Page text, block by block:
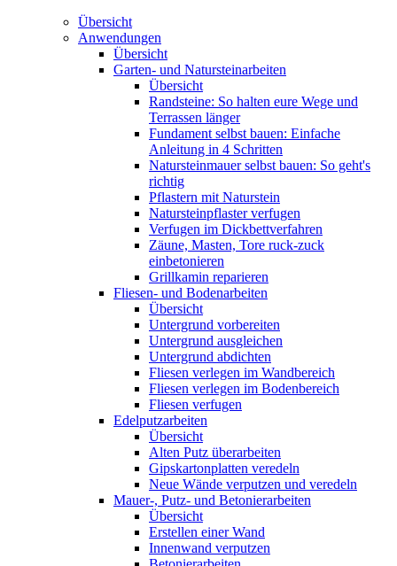
Übersicht
Anwendungen
Übersicht
Garten- und Natursteinarbeiten
Übersicht
Randsteine: So halten eure Wege und
Terrassen länger
Fundament selbst bauen: Einfache
Anleitung in 4 Schritten
Natursteinmauer selbst bauen: So geht's
richtig
Pflastern mit Naturstein
Natursteinpflaster verfugen
Verfugen im Dickbettverfahren
Zäune, Masten, Tore ruck-zuck
einbetonieren
Grillkamin reparieren
Fliesen- und Bodenarbeiten
Übersicht
Untergrund vorbereiten
Untergrund ausgleichen
Untergrund abdichten
Fliesen verlegen im Wandbereich
Fliesen verlegen im Bodenbereich
Fliesen verfugen
Edelputzarbeiten
Übersicht
Alten Putz überarbeiten
Gipskartonplatten veredeln
Neue Wände verputzen und veredeln
Mauer-, Putz- und Betonierarbeiten
Übersicht
Erstellen einer Wand
Innenwand verputzen